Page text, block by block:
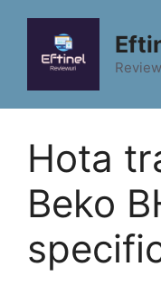
conținut
Hota
Beko